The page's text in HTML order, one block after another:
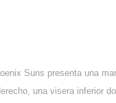
Suns presenta una
una visera inferior